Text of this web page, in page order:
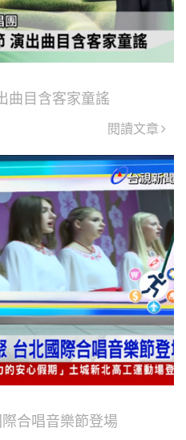
曲目含客家童謠
閱讀文章
合唱音樂節登場